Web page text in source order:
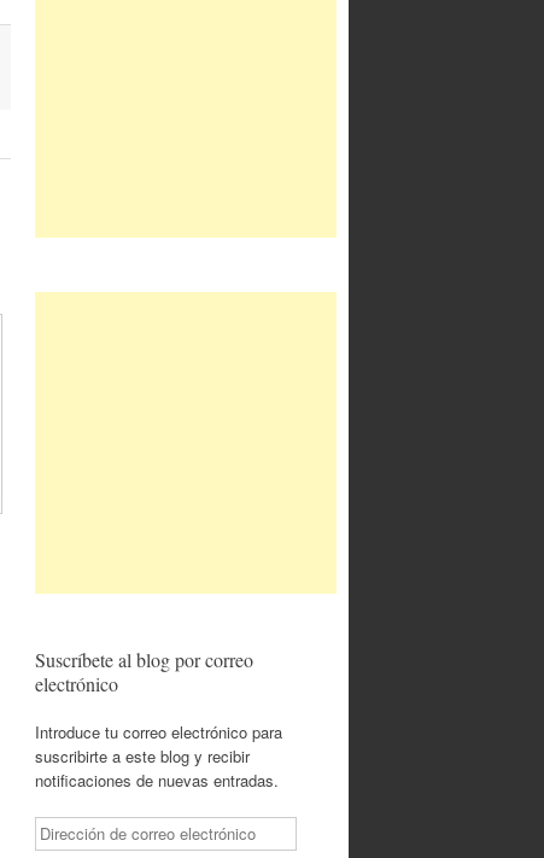
Suscríbete al blog por correo
electrónico
Introduce tu correo electrónico para
suscribirte a este blog y recibir
notificaciones de nuevas entradas.
Dirección
de